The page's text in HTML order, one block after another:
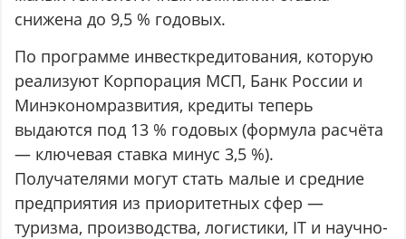
снижена до 9,5 % годовых.
По программе инвесткредитования, которую
реализуют Корпорация МСП, Банк России и
Минэкономразвития, кредиты теперь
выдаются под 13 % годовых (формула расчёта
— ключевая ставка минус 3,5 %).
Получателями могут стать малые и средние
предприятия из приоритетных сфер —
туризма, производства, логистики, IT и научно-